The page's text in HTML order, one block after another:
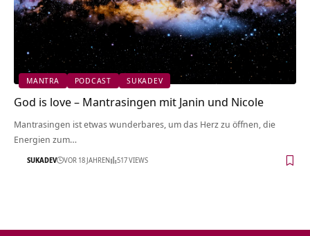
MANTRA PODCAST SUKADEV
God is love – Mantrasingen mit Janin und Nicole
Mantrasingen ist etwas wunderbares, um das Herz zu öffnen, die
Energien zum…
SUKADEV VOR 18 JAHREN 517 VIEWS